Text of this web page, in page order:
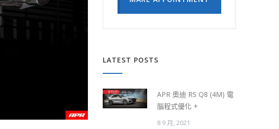
LATEST POSTS
APR 奧迪 RS Q8 (4M) 電
腦程式優化 +
8 9 月, 2021